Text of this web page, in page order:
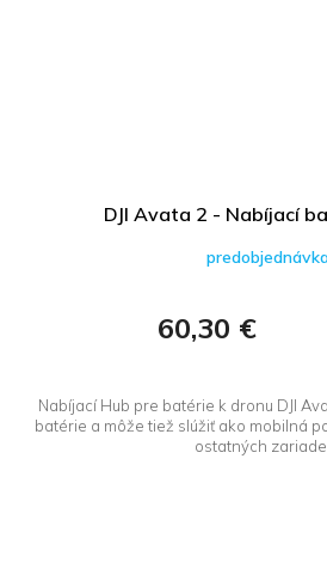
DJI Avata 2 - Nabíjací
60,30 €
Nabíjací Hub pre batérie k dronu DJI
batérie a môže tiež slúžiť ako mobilná
ostatných